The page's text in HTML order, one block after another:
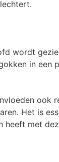
wordt
in een
ook
Het is
heeft met